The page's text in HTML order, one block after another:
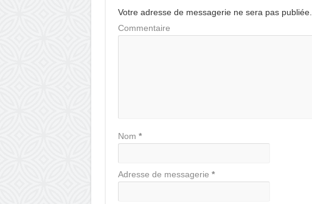
Votre adresse de messagerie ne sera pas publiée.
Commentaire
Nom *
Adresse de messagerie *